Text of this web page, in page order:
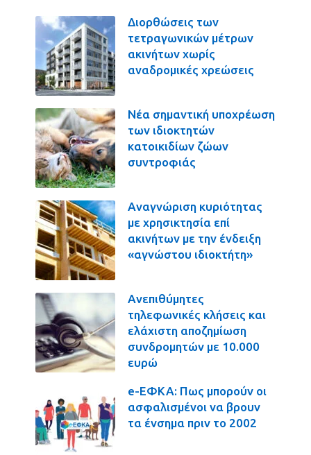
Διορθώσεις των
τετραγωνικών μέτρων
ακινήτων χωρίς
αναδρομικές χρεώσεις
Νέα σημαντική υποχρέωση
των ιδιοκτητών
κατοικιδίων ζώων
συντροφιάς
Αναγνώριση κυριότητας
με χρησικτησία επί
ακινήτων με την ένδειξη
«αγνώστου ιδιοκτήτη»
Ανεπιθύμητες
τηλεφωνικές κλήσεις και
ελάχιστη αποζημίωση
συνδρομητών με 10.000
ευρώ
e-ΕΦΚΑ: Πως μπορούν οι
ασφαλισμένοι να βρουν
τα ένσημα πριν το 2002